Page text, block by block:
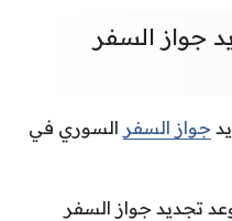
جواز السفر
جواز السفر السوري في
تجديد جواز السفر